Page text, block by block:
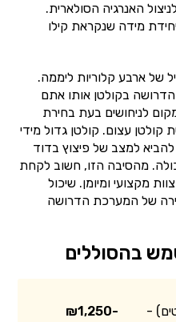
האנרגיה הסולארית.
מידה שנקראת קילו
של ארבע קלוריות ליממה.
בקולטן אותו אתם
לניחושים בעת בחירת
קולטן עצום. קולטן גדול מידי
להביא למצב של פיצוץ בדוד
מהסיבה הזו, חשוב לקחת
מקצועי ומיומן. שיכול
של המערכת הדרושה
בהסוללים
-
₪1,250-